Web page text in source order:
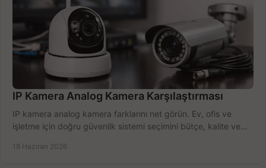
IP Kamera Analog Kamera Karşılaştırması
IP kamera analog kamera farklarını net görün. Ev, ofis ve
işletme için doğru güvenlik sistemi seçimini bütçe, kalite ve
18 Haziran 2026